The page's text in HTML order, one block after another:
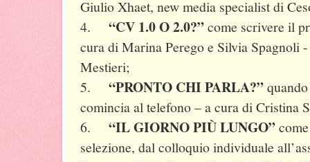
Giulio Xhaet, new media specialist di
4. “CV 1.0 O 2.0?”come scrivere il
cura di Marina Perego e Silvia Spagnoli
Mestieri;
5.
“PRONTO CHI PARLA?”
comincia al telefono – a cura di Cristina
6. “IL GIORNO PIÙ LUNGO”
selezione, dal colloquio individuale